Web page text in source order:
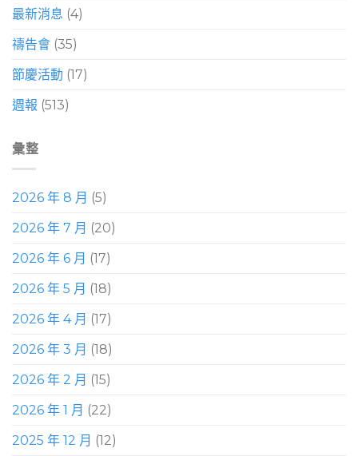
最新消息 (4)
禱告會 (35)
節慶活動 (17)
週報 (513)
彙整
2026 年 8 月 (5)
2026 年 7 月 (20)
2026 年 6 月 (17)
2026 年 5 月 (18)
2026 年 4 月 (17)
2026 年 3 月 (18)
2026 年 2 月 (15)
2026 年 1 月 (22)
2025 年 12 月 (12)